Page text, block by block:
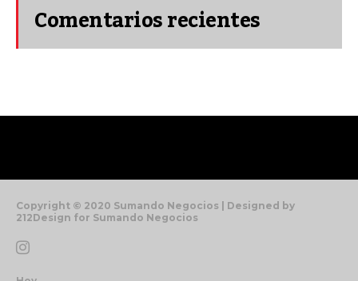
Comentarios recientes
Copyright © 2020 Sumando Negocios | Designed by
212Design for Sumando Negocios